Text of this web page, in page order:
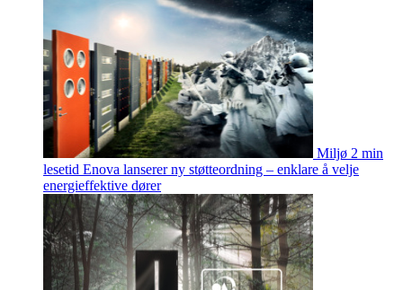
Miljø 2 min
lesetid Enova lanserer ny støtteordning – enklare å velje
energieffektive dører